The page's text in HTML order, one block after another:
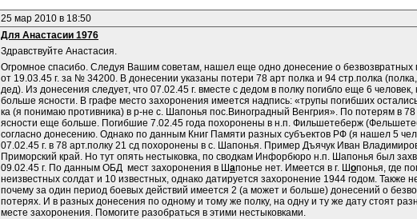
25 мар 2010 в 18:50
Для Анастасии 1976
Здравствуйте Анастасия.
Огромное спасибо. Следуя Вашим советам, нашел еще одно донесение о безвозвратных
от 19.03.45 г. за № 34200. В донесении указаны потери 78 арт полка и 94 стр.полка
дед). Из донесения следует, что 07.02.45 г. вместе с дедом в полку погибло еще 6 человек,
больше ясности. В графе место захоронения имеется надпись: «трупы погибших
ка (я понимаю противника) в р-не с. Шапонья пос.Виноградный Венгрия». По потерям в 78
ясности еще больше. Погибшие 7.02.45 года похоронены в н.п. Фильшетеберж
согласно донесению. Однако по данным Книг Памяти разных субъектов РФ (я нашел 5
07.02.45 г. в 78 арт.полку 21 сд похоронены в с. Шапонья. Пример Дъячук Иван
Приморский край. Но тут опять нестыковка, по сводкам Инфорбюро н.п. Шапонья был
09.02.45 г. По данным ОБД  мест захоронения в Шапонье нет. Имеется в г. Шопонья, где
неизвестных солдат и 10 известных, однако датируется захоронение 1944 годом. Также
почему за один период боевых действий имеется 2 (а может и больше) донесений о
потерях. И в разных донесения по одному и тому же полку, на одну и ту же дату стоят
месте захоронения. Помогите разобраться в этими нестыковками.